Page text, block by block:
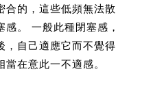
合的，這些低頻無法散
。 一般此種閉塞感，
，自己適應它而不覺得
在意此一不適感。